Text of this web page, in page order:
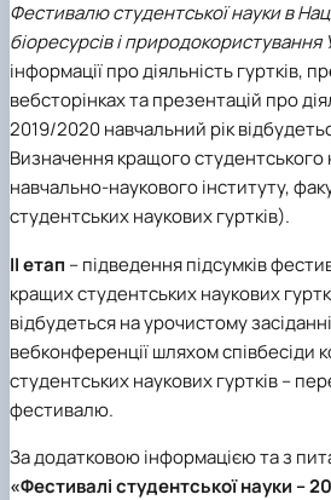
Фестивалю студентської науки в
біоресурсів і природокористування
інформації про діяльність гуртків,
вебсторінках та презентацій про
2019/2020 навчальний рік
Визначення кращого студентського
навчально-наукового інституту,
студентських наукових гуртків).
ІІ етап – підведення підсумків
кращих студентських наукових
відбудеться на урочистому засіданні
вебконференції шляхом співбесіди
студентських наукових гуртків –
фестивалю.
За додатковою інформацією та з
«Фестивалі студентської науки –